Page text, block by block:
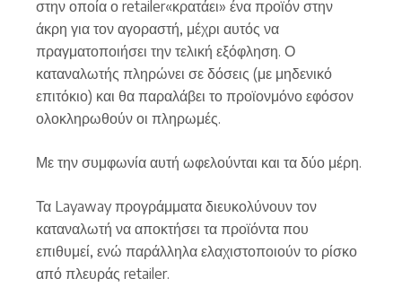
στην οποία ο retailer«κρατάει» ένα προϊόν στην
άκρη για τον αγοραστή, μέχρι αυτός να
πραγματοποιήσει την τελική εξόφληση. Ο
καταναλωτής πληρώνει σε δόσεις (με μηδενικό
επιτόκιο) και θα παραλάβει το προϊονμόνο εφόσον
ολοκληρωθούν οι πληρωμές.
Με την συμφωνία αυτή ωφελούνται και τα δύο μέρη.
Τα Layaway προγράμματα διευκολύνουν τον
καταναλωτή να αποκτήσει τα προϊόντα που
επιθυμεί, ενώ παράλληλα ελαχιστοποιούν το ρίσκο
από πλευράς retailer.